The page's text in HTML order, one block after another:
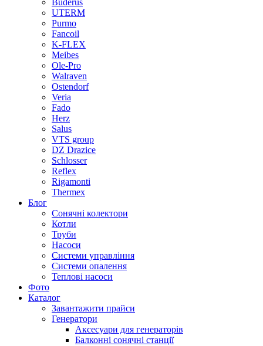
Buderus
UTERM
Purmo
Fancoil
K-FLEX
Meibes
Ole-Pro
Walraven
Ostendorf
Veria
Fado
Herz
Salus
VTS group
DZ Drazice
Schlosser
Reflex
Rigamonti
Thermex
Блог
Сонячні колектори
Котли
Труби
Насоси
Системи управління
Системи опалення
Теплові насоси
Фото
Каталог
Завантажити прайси
Генератори
Аксесуари для генераторів
Балконні сонячні станції